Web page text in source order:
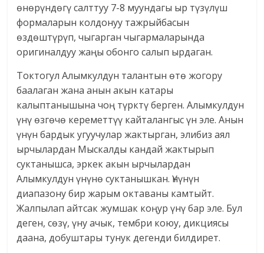
өнөрүндөгү салттуу 7-8 муундагы ыр түзүлүш
формаларын колдонуу тажрыйбасын
өздөштүрүп, чыгарган чыгармаларында
оригиналдуу жаңы обонго салып ырдаган.
Токтогул Алымкулдун талантын өтө жогору
баалаган жана анын акын катары
калыптанышына чоң түрктү берген. Алымкулдун
үнү өзгөчө кереметтүү кайталангыс үн эле. Анын
үнүн бардык угуучулар жактырган, элибиз аял
ырчылардан Мыскалды кандай жактырып
суктанышса, эркек акын ырчылардан
Алымкулдун үнүнө суктанышкан. Үнүнүн
диапазону бир жарым октаваны камтыйт.
Жалпылап айтсак жумшак коңур үнү бар эле. Бул
деген, сөзү, үну ачык, тембри коюу, дикциясы
даана, добуштары тунук дегенди билдирет.